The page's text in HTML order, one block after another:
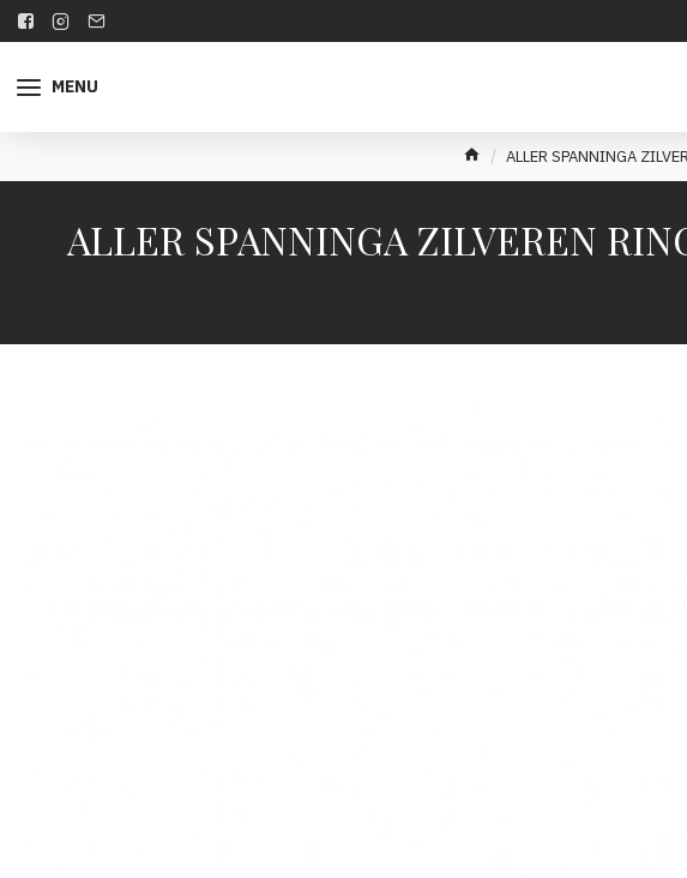
MENU
ALLER SPANNINGA
ALLER SPANNINGA ZILVEREN